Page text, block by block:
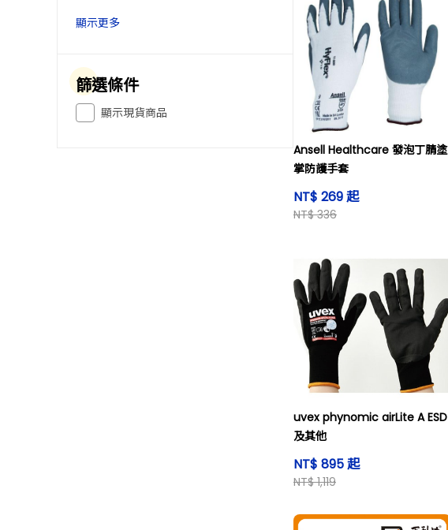
顯示更多
篩選條件
顯示現貨商品
Ansell Healthcare 發泡丁腈塗
掌防護手套
NT$ 269 起
NT$ 336
uvex phynomic airLite A ESD
及其他
NT$ 895 起
NT$ 1,119